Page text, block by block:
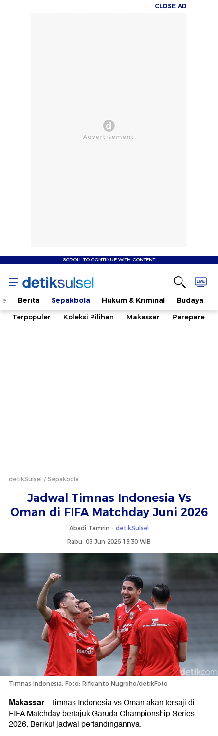
CLOSE AD
SCROLL TO CONTINUE WITH CONTENT
Berita Sepakbola Hukum & Kriminal Budaya
Terpopuler
Koleksi Pilihan Makassar Parepare
detikSulsel Sepakbola
Jadwal Timnas Indonesia Vs
Oman di FIFA Matchday Juni 2026
Abadi Tamrin - detikSulsel
Rabu, 03 Jun 2026 13:30 WIB
Timnas Indonesia. Foto: Rifkianto Nugroho/detikFoto
Makassar-Timnas Indonesia vs Oman akan tersaji di
FIFA Matchday bertajuk Garuda Championship Series
2026. Berikut jadwal pertandingannya.